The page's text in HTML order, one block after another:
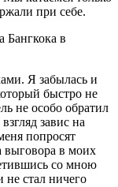
при себе.
Я забылась и
быстро не
не особо обратил
завис на
попросят
выговора в моих
со мною
не стал ничего